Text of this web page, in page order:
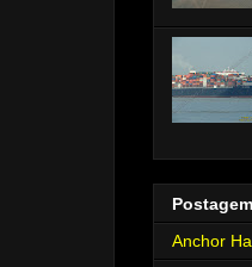
Anchor